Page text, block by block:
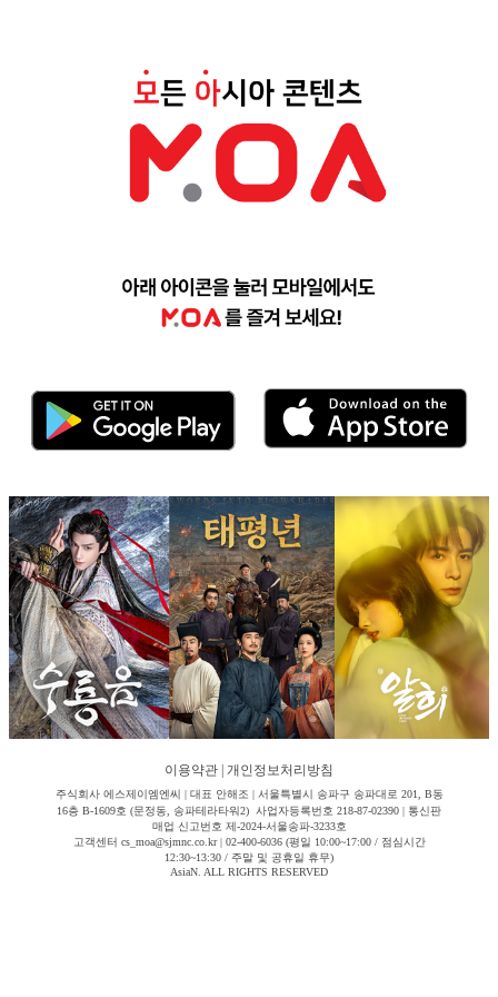
이용약관 개인정보처리방침
주식회사 에스제이엠엔씨 | 대표 안해조 | 서울특별시 송파구 송파대로 201, B동
16층 B-1609호 (문정동, 송파테라타워2) 사업자등록번호 218-87-02390 | 통신판
매업 신고번호 제-2024-서울송파-3233호
고객센터 cs_moa@sjmnc.co.kr | 02-400-6036 (평일 10:00~17:00 / 점심시간
12:30~13:30 / 주말 및 공휴일 휴무)
AsiaN. ALL RIGHTS RESERVED